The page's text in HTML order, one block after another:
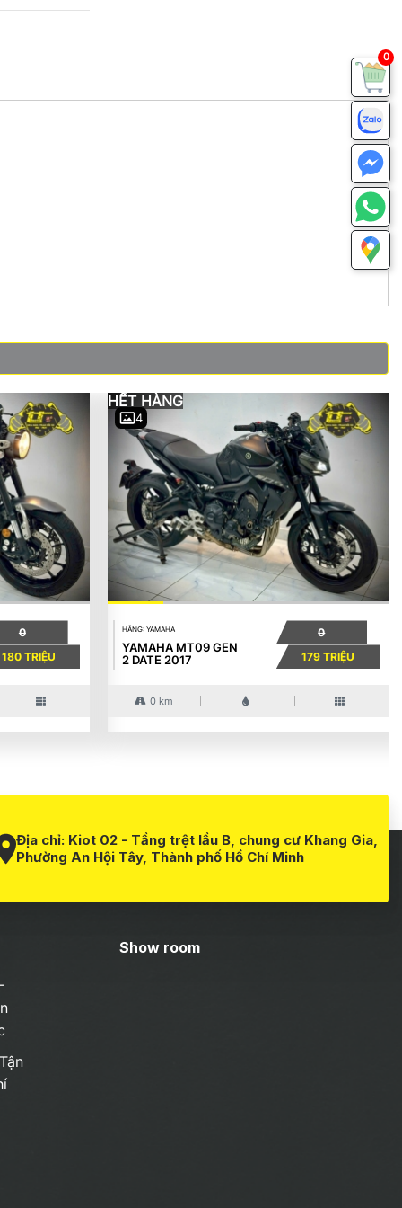
0
180 TRIỆU
4
HẾT HÀNG
HÃNG: YAMAHA
YAMAHA MT09 GEN
2 DATE 2017
0
179 TRIỆU
0 km
Địa chỉ: Kiot 02 - Tầng trệt lầu B, chung cư Khang Gia,
Phường An Hội Tây, Thành phố Hồ Chí Minh
Show room
0